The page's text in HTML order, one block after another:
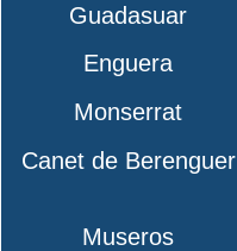
Guadasuar
Enguera
Monserrat
Canet de Berenguer
Museros